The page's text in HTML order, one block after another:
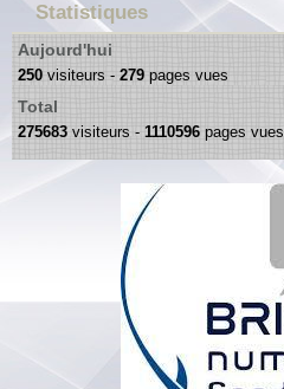
Statistiques
Aujourd'hui
250 visiteurs - 279 pages vues
Total
275683 visiteurs - 1110596 pages vues